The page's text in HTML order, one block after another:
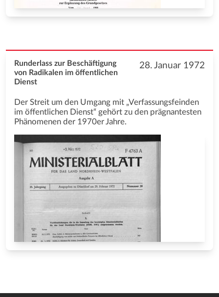
28. Januar 1972
Runderlass zur Beschäftigung
von Radikalen im öffentlichen
Dienst
Der Streit um den Umgang mit „Verfassungsfeinden
im öffentlichen Dienst“ gehört zu den prägnantesten
Phänomenen der 1970er Jahre.